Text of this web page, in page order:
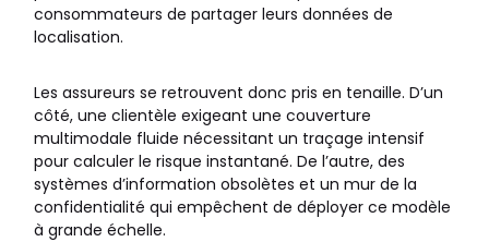
consommateurs de partager leurs données de
localisation.
Les assureurs se retrouvent donc pris en tenaille. D’un
côté, une clientèle exigeant une couverture
multimodale fluide nécessitant un traçage intensif
pour calculer le risque instantané. De l’autre, des
systèmes d’information obsolètes et un mur de la
confidentialité qui empêchent de déployer ce modèle
à grande échelle.